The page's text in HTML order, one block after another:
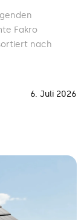
Fakro
nach
6. Juli 2026